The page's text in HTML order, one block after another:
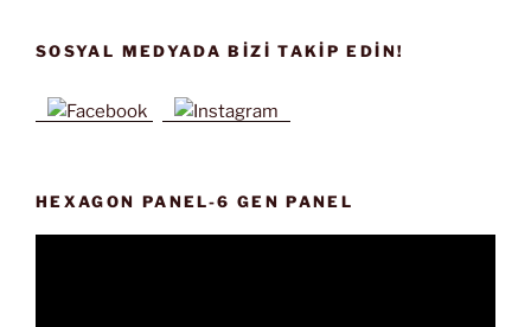
SOSYAL MEDYADA BIZI TAKIP EDIN!
HEXAGON PANEL-6 GEN PANEL